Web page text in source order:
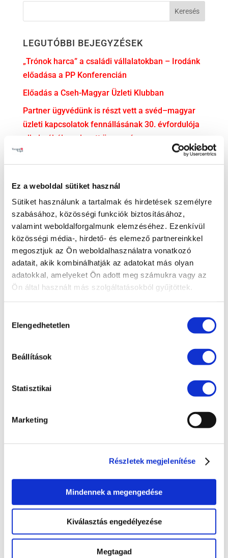
Ez a weboldal sütiket használ
Sütiket használunk a tartalmak és hirdetések személyre
szabásához, közösségi funkciók biztosításához,
valamint weboldalforgalmunk elemzéséhez. Ezenkívül
közösségi média-, hirdető- és elemező partnereinkkel
megosztjuk az Ön weboldalhasználatra vonatkozó
adatait, akik kombinálhatják az adatokat más olyan
adatokkal, amelyeket Ön adott meg számukra vagy az
Ön által használt más szolgáltatásokból gyűjtöttek.
kiválasztása
Elengedhetetlen
Beállítások
Statisztikai
Marketing
Részletek megjelenítése
Mindennek a megengedése
Kiválasztás engedélyezése
Megtagad
LEGUTÓBBI BEJEGYZÉSEK
„Trónok harca” a családi vállalatokban – Irodánk
előadása a PP Konferencián
Előadás a Cseh-Magyar Üzleti Klubban
Partner ügyvédünk is részt vett a svéd–magyar
üzleti kapcsolatok fennállásának 30. évfordulója
alkalmából rendezett ünnepségen
Irodavezetőnk, dr. Illés Ádám előadóként vett
Befektetési Jogi Fórumon
Új, tapasztalt ügyvéddel bővült csapatunk
dr. Soós Mercédesz ügyvédjelölti esküjéhez
KATEGÓRIA
Adatvédelem
EU jog
Ingatlanjog
Koronavírus
Peres eljárások
Polgári jog